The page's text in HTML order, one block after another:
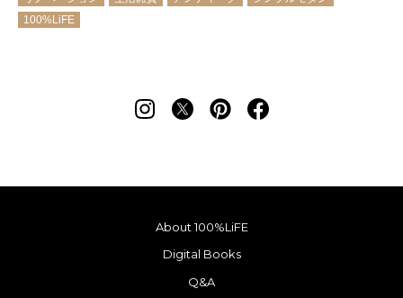
100%LiFE
About 100%LiFE
Digital Books
Q&A